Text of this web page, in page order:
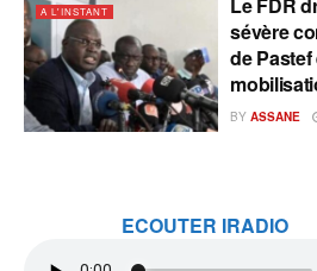
A L'INSTANT
Le FDR
sévère
de Pastef
BY ASSANE
ECOUTER IRADIO